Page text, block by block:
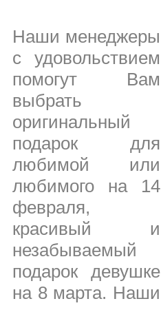
Наши менеджеры
с удовольствием
помогут Вам
выбрать
оригинальный
подарок для
любимой или
любимого на 14
февраля,
красивый и
незабываемый
подарок девушке
на 8 марта. Наши